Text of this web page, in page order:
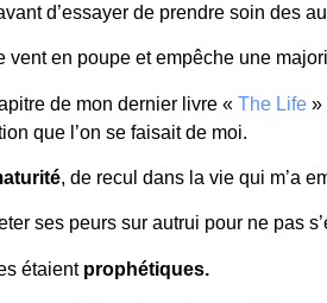
d’essayer de prendre soin des
vent en poupe et empêche une
de mon dernier livre « The Life »
que l’on se faisait de moi.
, de recul dans la vie qui m’a
ses peurs sur autrui pour ne pas
étaient prophétiques.